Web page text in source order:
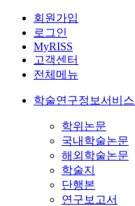
회원가입
로그인
MyRISS
고객센터
전체메뉴
학술연구정보서비
학위논문
국내학술논문
해외학술논문
학술지
단행본
연구보고서